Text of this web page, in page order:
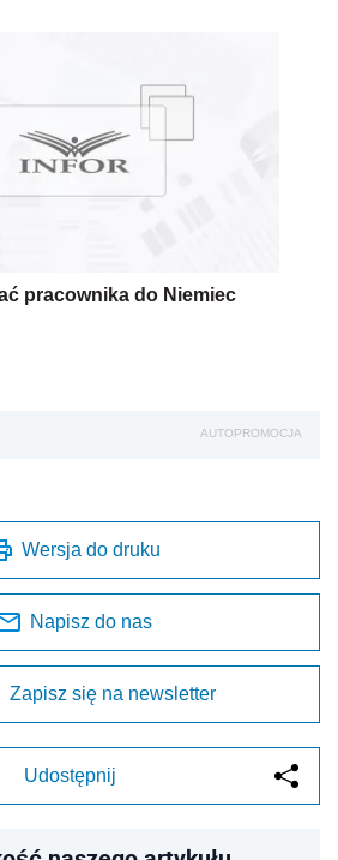
pracownika do Niemiec
AUTOPROMOCJA
Wersja do druku
Napisz do nas
Zapisz się na newsletter
Udostępnij